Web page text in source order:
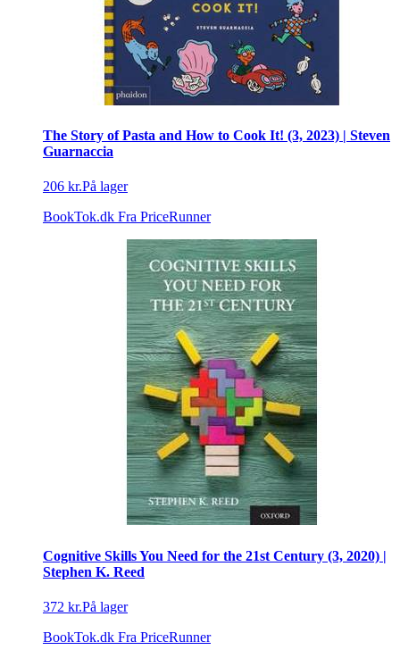
The Story of Pasta and How to Cook It! (3, 2023) | Steven
Guarnaccia
206 kr.På lager
BookTok.dk Fra PriceRunner
Cognitive Skills You Need for the 21st Century (3, 2020) |
Stephen K. Reed
372 kr.På lager
BookTok.dk Fra PriceRunner